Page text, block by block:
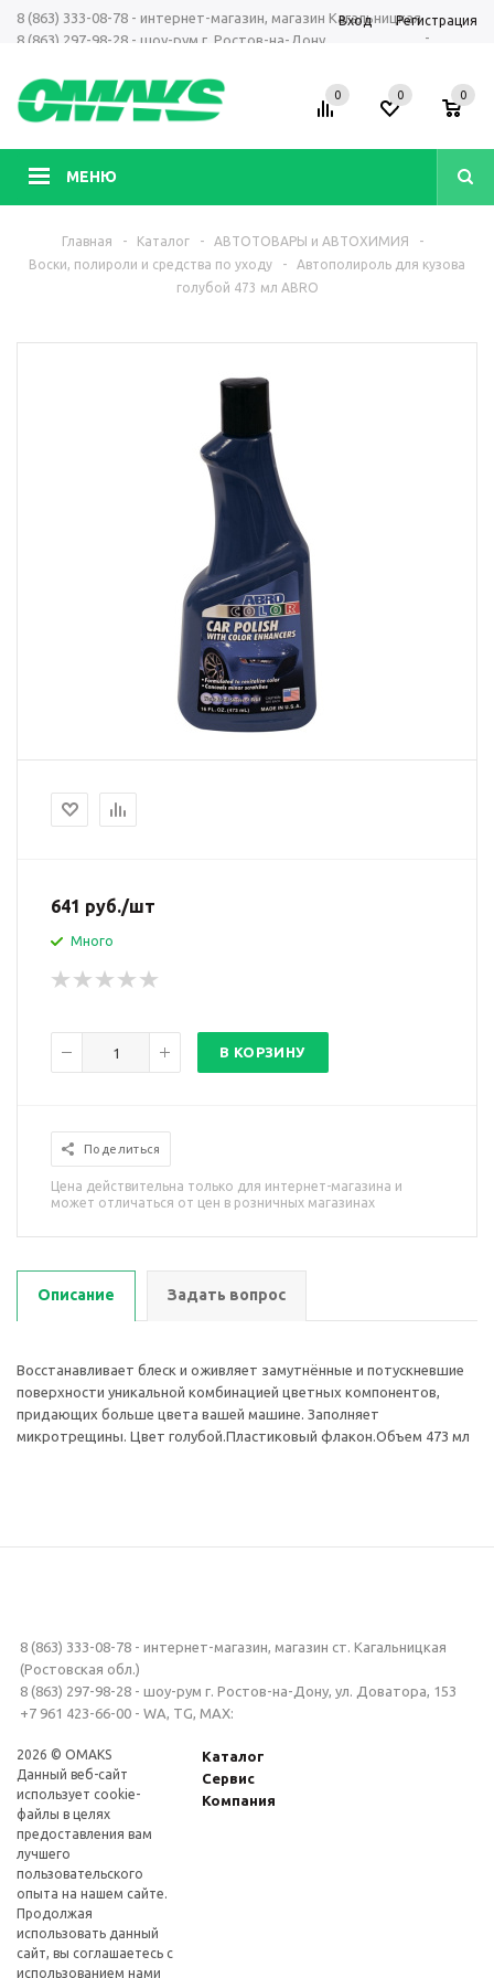
8 (863) 333-08-78 - интернет-магазин, магазин Кагальницкая
8 (863) 297-98-28 - шоу-рум г. Ростов-на-Дону
-
Вход Регистрация
МЕНЮ
0 0 0
Главная - Каталог - АВТОТОВАРЫ и АВТОХИМИЯ
-
Воски, полироли и средства по уходу
-
Автополироль для кузова
голубой 473 мл ABRO
641 руб./шт
Много
В КОРЗИНУ
Поделиться
Цена действительна только для интернет-магазина и
может отличаться от цен в розничных магазинах
Описание Задать вопрос
Восстанавливает блеск и оживляет замутнённые и потускневшие
поверхности уникальной комбинацией цветных компонентов,
придающих больше цвета вашей машине. Заполняет
микротрещины. Цвет голубой.Пластиковый флакон.Объем 473 мл
8 (863) 333-08-78 - интернет-магазин, магазин ст. Кагальницкая
(Ростовская обл.)
8 (863) 297-98-28 - шоу-рум г. Ростов-на-Дону, ул. Доватора, 153
+7 961 423-66-00 - WA, TG, MAX:
2026 © OMAKS
Данный веб-сайт
использует cookie-
файлы в целях
предоставления вам
лучшего
пользовательского
опыта на нашем сайте.
Продолжая
использовать данный
сайт, вы соглашаетесь с
использованием нами
Каталог
Сервис
Компания